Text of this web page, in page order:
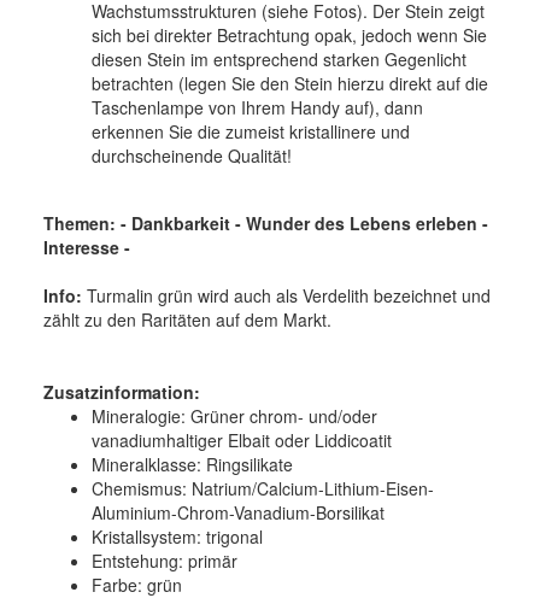
Wachstumsstrukturen (siehe Fotos). Der Stein zeigt
sich bei direkter Betrachtung opak, jedoch wenn Sie
diesen Stein im entsprechend starken Gegenlicht
betrachten (legen Sie den Stein hierzu direkt auf die
Taschenlampe von Ihrem Handy auf), dann
erkennen Sie die zumeist kristallinere und
durchscheinende Qualität!
Themen: - Dankbarkeit - Wunder des Lebens erleben -
Interesse -
Info: Turmalin grün wird auch als Verdelith bezeichnet und
zählt zu den Raritäten auf dem Markt.
Zusatzinformation:
Mineralogie: Grüner chrom- und/oder
vanadiumhaltiger Elbait oder Liddicoatit
Mineralklasse: Ringsilikate
Chemismus: Natrium/Calcium-Lithium-Eisen-
Aluminium-Chrom-Vanadium-Borsilikat
Kristallsystem: trigonal
Entstehung: primär
Farbe: grün